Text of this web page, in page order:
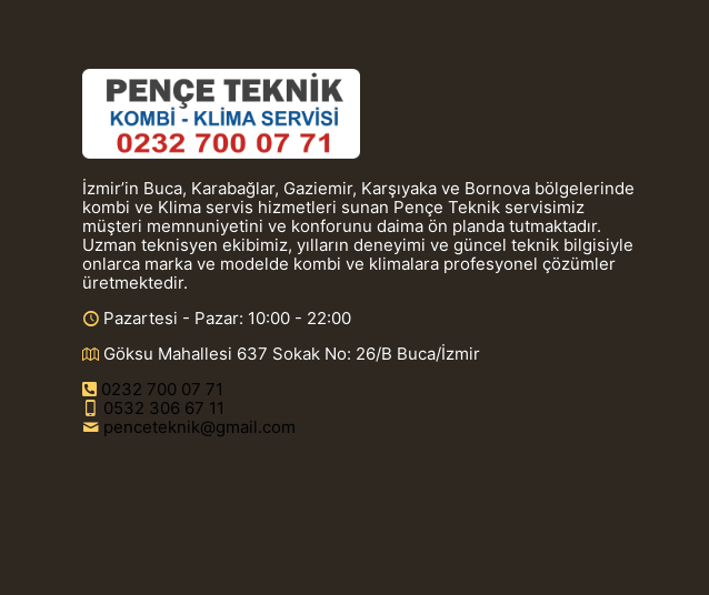
İzmir’in Buca, Karabağlar, Gaziemir, Karşıyaka ve Bornova bölgelerinde
kombi ve Klima servis hizmetleri sunan Pençe Teknik servisimiz
müşteri memnuniyetini ve konforunu daima ön planda tutmaktadır.
Uzman teknisyen ekibimiz, yılların deneyimi ve güncel teknik bilgisiyle
onlarca marka ve modelde kombi ve klimalara profesyonel çözümler
üretmektedir.
Pazartesi - Pazar: 10:00 - 22:00
Göksu Mahallesi 637 Sokak No: 26/B Buca/İzmir
0232 700 07 71
0532 306 67 11
penceteknik@gmail.com